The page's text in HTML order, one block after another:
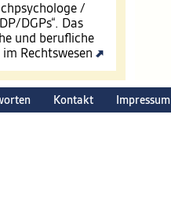
/
DGPs“. Das
und berufliche
Rechtswesen
Kontakt Impressum